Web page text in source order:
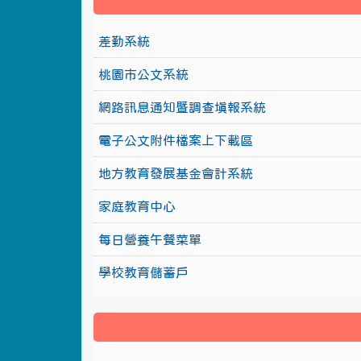
差勤系統
桃園市公文系統
網路訊息通知暨調查填報系統
電子公文附件檔案上下載區
地方教育發展基金會計系統
家庭教育中心
每日營養午餐菜單
學校教育儲蓄戶